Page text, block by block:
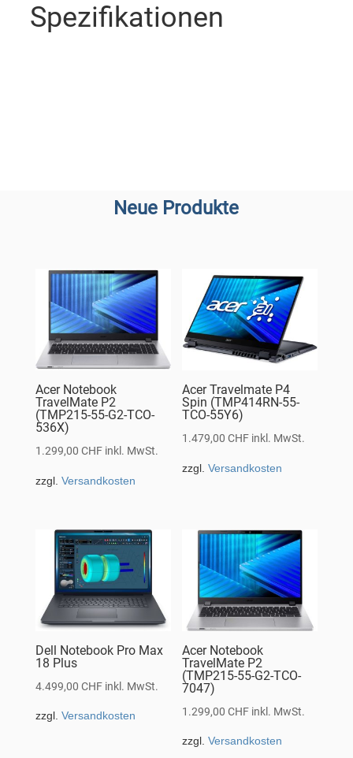
Spezifikationen
Neue Produkte
Acer Notebook
TravelMate P2
(TMP215-55-G2-TCO-
536X)
1.299,00 CHF inkl. MwSt.
zzgl. Versandkosten
Acer Travelmate P4
Spin (TMP414RN-55-
TCO-55Y6)
1.479,00CHF inkl. MwSt.
zzgl.Versandkosten
Dell Notebook Pro Max
18 Plus
4.499,00 CHF inkl. MwSt.
zzgl. Versandkosten
Acer Notebook
TravelMate P2
(TMP215-55-G2-TCO-
7047)
1.299,00CHF inkl. MwSt.
zzgl.Versandkosten